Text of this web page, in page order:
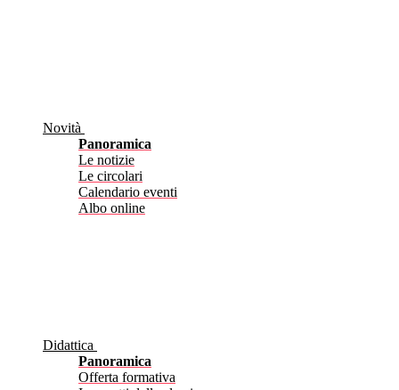
Novità
Panoramica
Le notizie
Le circolari
Calendario eventi
Albo online
Didattica
Panoramica
Offerta formativa